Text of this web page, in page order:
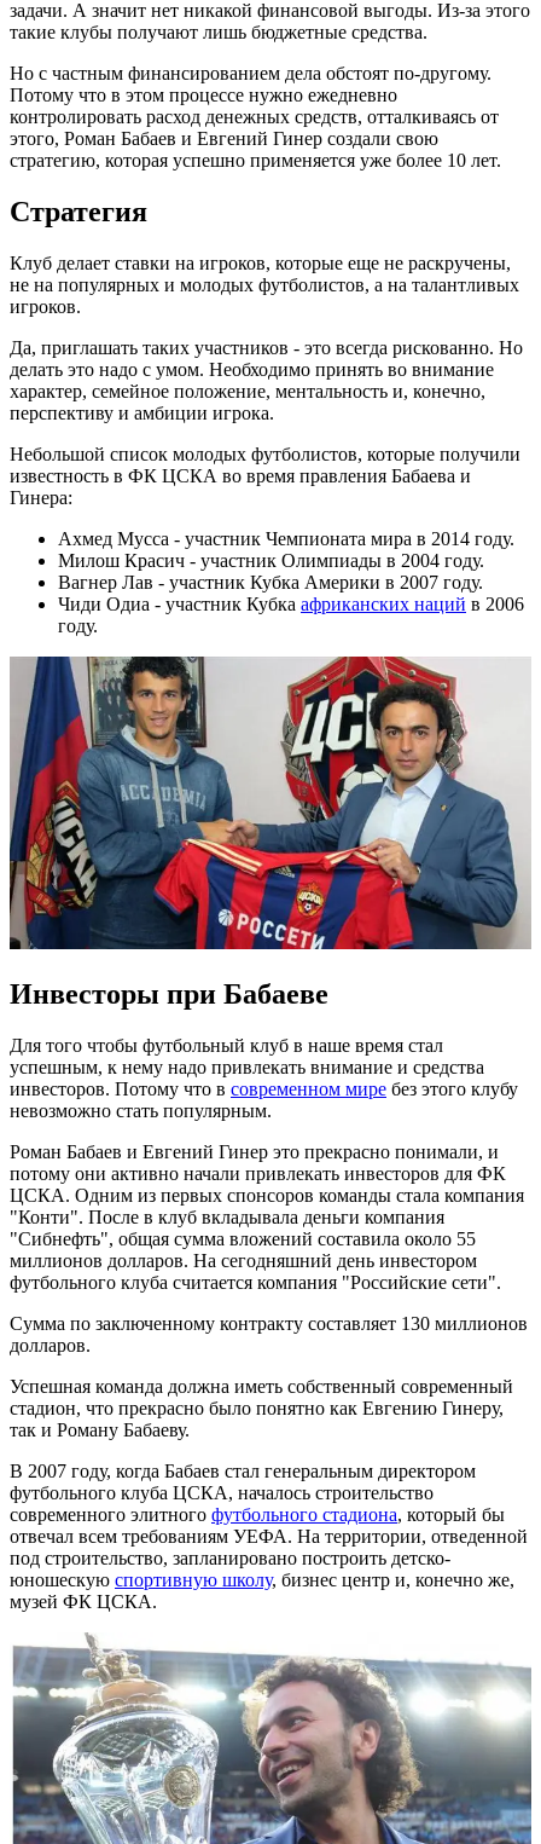
задачи. А значит нет никакой финансовой выгоды. Из-за этого
такие клубы получают лишь бюджетные средства.
Но с частным финансированием дела обстоят по-другому.
Потому что в этом процессе нужно ежедневно
контролировать расход денежных средств, отталкиваясь от
этого, Роман Бабаев и Евгений Гинер создали свою
стратегию, которая успешно применяется уже более 10 лет.
Стратегия
Клуб делает ставки на игроков, которые еще не раскручены,
не на популярных и молодых футболистов, а на талантливых
игроков.
Да, приглашать таких участников - это всегда рискованно. Но
делать это надо с умом. Необходимо принять во внимание
характер, семейное положение, ментальность и, конечно,
перспективу и амбиции игрока.
Небольшой список молодых футболистов, которые получили
известность в ФК ЦСКА во время правления Бабаева и
Гинера:
Ахмед Мусса - участник Чемпионата мира в 2014 году.
Милош Красич - участник Олимпиады в 2004 году.
Вагнер Лав - участник Кубка Америки в 2007 году.
Чиди Одиа - участник Кубка африканских наций в 2006
году.
Инвесторы при Бабаеве
Для того чтобы футбольный клуб в наше время стал
успешным, к нему надо привлекать внимание и средства
инвесторов. Потому что в современном мире без этого клубу
невозможно стать популярным.
Роман Бабаев и Евгений Гинер это прекрасно понимали, и
потому они активно начали привлекать инвесторов для ФК
ЦСКА. Одним из первых спонсоров команды стала компания
"Конти". После в клуб вкладывала деньги компания
"Сибнефть", общая сумма вложений составила около 55
миллионов долларов. На сегодняшний день инвестором
футбольного клуба считается компания "Российские сети".
Сумма по заключенному контракту составляет 130 миллионов
долларов.
Успешная команда должна иметь собственный современный
стадион, что прекрасно было понятно как Евгению Гинеру,
так и Роману Бабаеву.
В 2007 году, когда Бабаев стал генеральным директором
футбольного клуба ЦСКА, началось строительство
современного элитного футбольного стадиона, который бы
отвечал всем требованиям УЕФА. На территории, отведенной
под строительство, запланировано построить детско-
юношескую спортивную школу, бизнес центр и, конечно же,
музей ФК ЦСКА.